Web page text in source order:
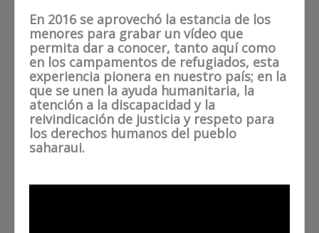
En 2016 se aprovechó la estancia de los
menores para grabar un vídeo que
permita dar a conocer, tanto aquí como
en los campamentos de refugiados, esta
experiencia pionera en nuestro país; en la
que se unen la ayuda humanitaria, la
atención a la discapacidad y la
reivindicación de justicia y respeto para
los derechos humanos del pueblo
saharaui.